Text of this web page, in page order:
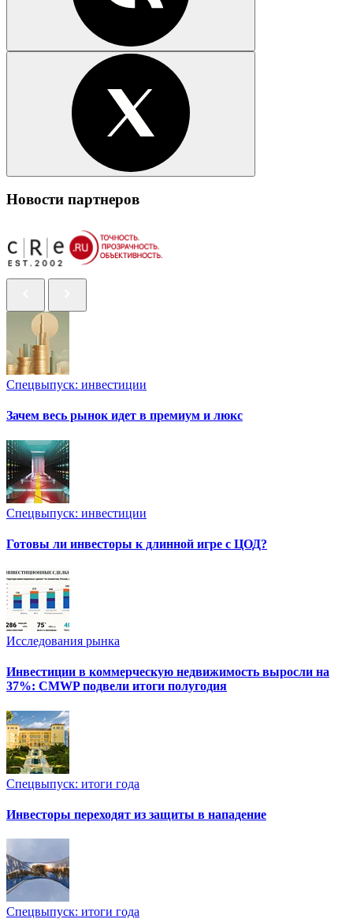
Новости партнеров
Спецвыпуск: инвестиции
Зачем весь рынок идет в премиум и люкс
Спецвыпуск: инвестиции
Готовы ли инвесторы к длинной игре с ЦОД?
Исследования рынка
Инвестиции в коммерческую недвижимость выросли на
37%: CMWP подвели итоги полугодия
Спецвыпуск: итоги года
Инвесторы переходят из защиты в нападение
Спецвыпуск: итоги года